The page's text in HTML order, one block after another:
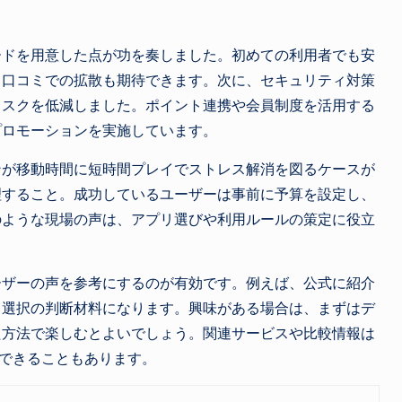
を用意した点が功を奏しました。初めての利用者でも安
コミでの拡散も期待できます。次に、セキュリティ対策
クを低減しました。ポイント連携や会員制度を活用する
モーションを実施しています。
移動時間に短時間プレイでストレス解消を図るケースが
こと。成功しているユーザーは事前に予算を設定し、
うな現場の声は、アプリ選びや利用ルールの策定に役立
ーの声を参考にするのが有効です。例えば、公式に紹介
択の判断材料になります。興味がある場合は、まずはデ
法で楽しむとよいでしょう。関連サービスや比較情報は
ることもあります。